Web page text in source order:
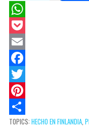
W
h
a
t
s
A
p
P
o
c
k
e
t
E
m
a
l
F
a
c
e
T
w
i
P
iC
TOPICS: HECHO EN FINLANDIA,